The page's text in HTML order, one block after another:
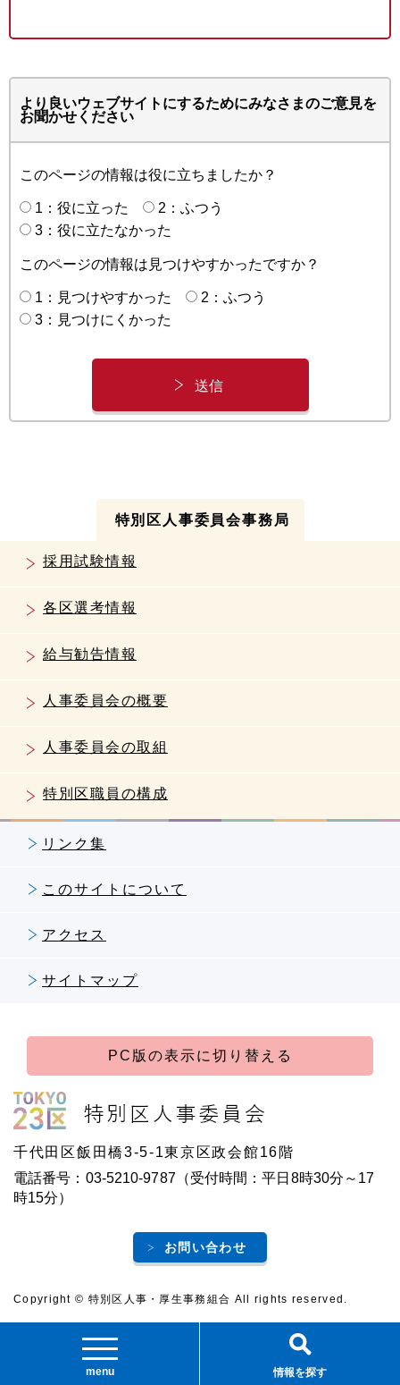
menu 情報を探す
より良いウェブサイトにするためにみなさまのご意見を
お聞かせください
このページの情報は役に立ちましたか？
1：役に立った
2：ふつう
3：役に立たなかった
このページの情報は見つけやすかったですか？
1：見つけやすかった
2：ふつう
3：見つけにくかった
特別区人事委員会事務局
採用試験情報
各区選考情報
給与勧告情報
人事委員会の概要
人事委員会の取組
特別区職員の構成
リンク集
このサイトについて
アクセス
サイトマップ
PC版の表示に切り替える
千代田区飯田橋3-5-1東京区政会館16階
電話番号：03-5210-9787（受付時間：平日8時30分～17
時15分）
お問い合わせ
Copyright © 特別区人事・厚生事務組合 All rights reserved.